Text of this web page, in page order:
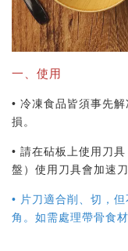
一、使用
• 冷凍食品皆須事先
損。
• 請在砧板上使用刀
盤）使用刀具會加速刀
• 片刀適合削、切，
角。如需處理帶骨食